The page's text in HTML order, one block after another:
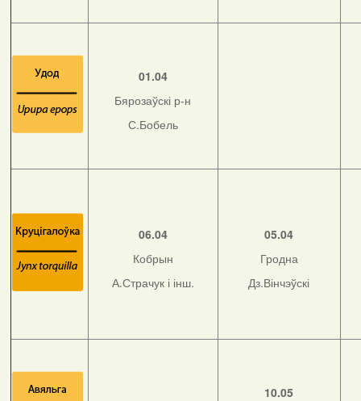
01.04
Бярозаўскі р-н
С.Бобель
06.04
Кобрын
А.Страчук і інш.
05.04
Гродна
Дз.Вінчэўскі
10.05